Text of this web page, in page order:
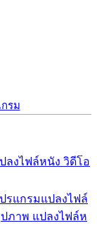
รม
ปลงไฟล์หนัง วิดีโอ
ปรแกรมแปลงไฟล์
ภาพ แปลงไฟล์ห